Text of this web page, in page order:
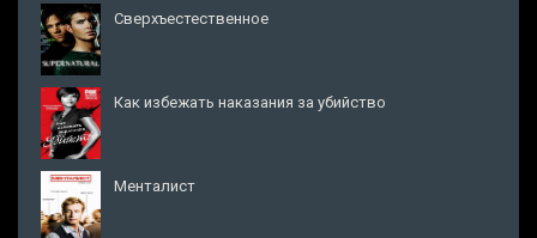
Сверхъестественное
Как избежать наказания за убийство
Менталист